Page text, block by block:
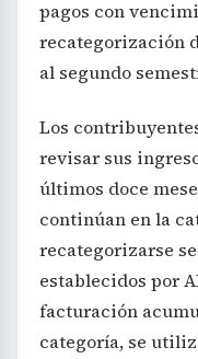
pagos con
recategorización
al segundo
Los
revisar sus
últimos doce
continúan en la
recategorizarse
establecidos por
facturación
categoría, se